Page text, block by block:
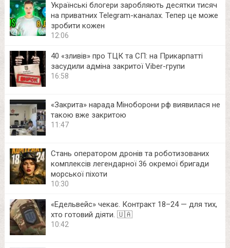
Українські блогери заробляють десятки тисяч
на приватних Telegram-каналах. Тепер це може
зробити кожен
12:06
40 «зливів» про ТЦК та СП: на Прикарпатті
засудили адміна закритої Viber-групи
16:58
«Закрита» нарада Міноборони рф виявилася не
такою вже закритою
11:47
Стань оператором дронів та роботизованих
комплексів легендарної 36 окремої бригади
морської піхоти
10:30
«Едельвейс» чекає. Контракт 18–24 — для тих,
хто готовий діяти. 🇺🇦
10:42